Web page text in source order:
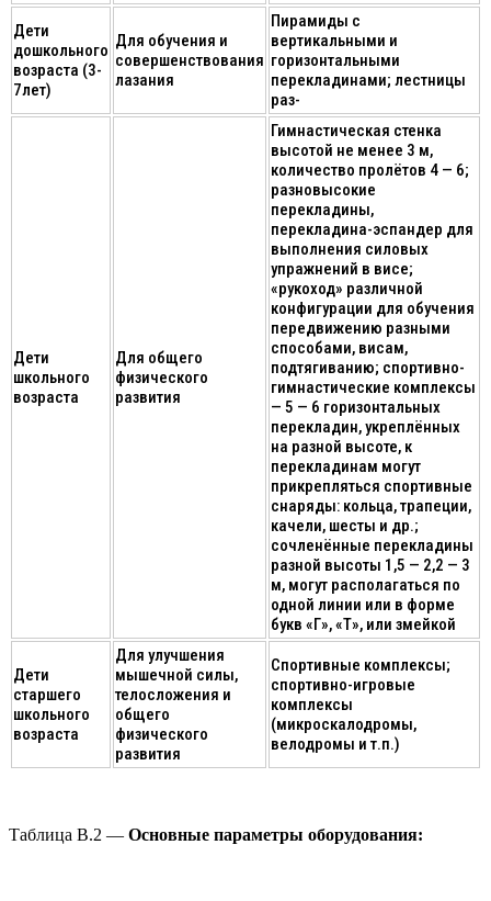
Дети
дошкольного
возраста (3-
7лет)
Для обучения и
совершенствования
лазания
Пирамиды с
вертикальными и
горизонтальными
перекладинами; лестницы
раз-
Дети
школьного
возраста
Для общего
физического
развития
Гимнастическая стенка
высотой не менее 3 м,
количество пролётов 4 — 6;
разновысокие
перекладины,
перекладина-эспандер для
выполнения силовых
упражнений в висе;
«рукоход» различной
конфигурации для обучения
передвижению разными
способами, висам,
подтягиванию; спортивно-
гимнастические комплексы
— 5 — 6 горизонтальных
перекладин, укреплённых
на разной высоте, к
перекладинам могут
прикрепляться спортивные
снаряды: кольца, трапеции,
качели, шесты и др.;
сочленённые перекладины
разной высоты 1,5 — 2,2 — 3
м, могут располагаться по
одной линии или в форме
букв «Г», «Т», или змейкой
Дети
старшего
школьного
возраста
Для улучшения
мышечной силы,
телосложения и
общего
физического
развития
Спортивные комплексы;
спортивно-игровые
комплексы
(микроскалодромы,
велодромы и т.п.)
Таблица В.2 — Основные параметры оборудования: